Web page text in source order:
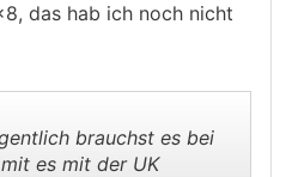
das hab ich noch nicht
brauchst es bei
es mit der UK